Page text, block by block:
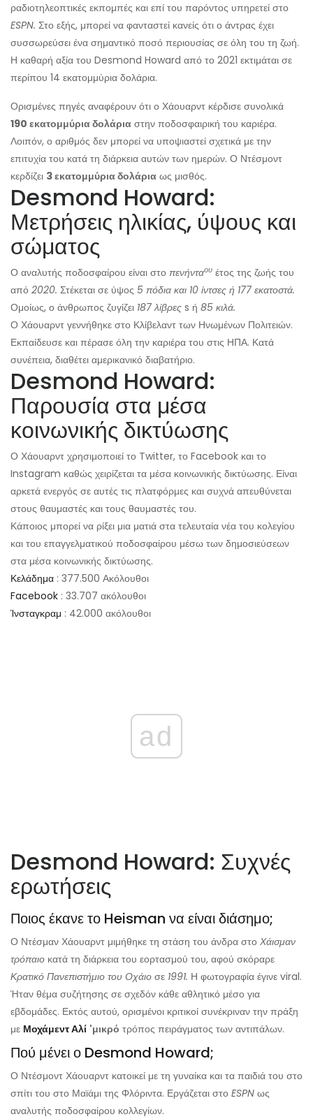
ραδιοτηλεοπτικές εκπομπές και επί του παρόντος υπηρετεί στο
ESPN. Στο εξής, μπορεί να φανταστεί κανείς ότι ο άντρας έχει
συσσωρεύσει ένα σημαντικό ποσό περιουσίας σε όλη του τη ζωή.
Η καθαρή αξία του Desmond Howard από το 2021 εκτιμάται σε
περίπου 14 εκατομμύρια δολάρια.
Ορισμένες πηγές αναφέρουν ότι ο Χάουαρντ κέρδισε συνολικά
190 εκατομμύρια δολάρια στην ποδοσφαιρική του καριέρα.
Λοιπόν, ο αριθμός δεν μπορεί να υποψιαστεί σχετικά με την
επιτυχία του κατά τη διάρκεια αυτών των ημερών. Ο Ντέσμοντ
κερδίζει 3 εκατομμύρια δολάρια ως μισθός.
Desmond Howard:
Μετρήσεις ηλικίας, ύψους και
σώματος
Ο αναλυτής ποδοσφαίρου είναι στο πενήνταου έτος της ζωής του
από 2020. Στέκεται σε ύψος 5 πόδια και 10 ίντσες ή 177 εκατοστά.
Ομοίως, ο άνθρωπος ζυγίζει 187 λίβρες s ή 85 κιλά.
Ο Χάουαρντ γεννήθηκε στο Κλίβελαντ των Ηνωμένων Πολιτειών.
Εκπαίδευσε και πέρασε όλη την καριέρα του στις ΗΠΑ. Κατά
συνέπεια, διαθέτει αμερικανικό διαβατήριο.
Desmond Howard:
Παρουσία στα μέσα
κοινωνικής δικτύωσης
Ο Χάουαρντ χρησιμοποιεί το Twitter, το Facebook και το
Instagram καθώς χειρίζεται τα μέσα κοινωνικής δικτύωσης. Είναι
αρκετά ενεργός σε αυτές τις πλατφόρμες και συχνά απευθύνεται
στους θαυμαστές και τους θαυμαστές του.
Κάποιος μπορεί να ρίξει μια ματιά στα τελευταία νέα του κολεγίου
και του επαγγελματικού ποδοσφαίρου μέσω των δημοσιεύσεων
στα μέσα κοινωνικής δικτύωσης.
Κελάδημα : 377.500 Ακόλουθοι
Facebook : 33.707 ακόλουθοι
Ίνσταγκραμ : 42.000 ακόλουθοι
ad
Desmond Howard: Συχνές
ερωτήσεις
Ποιος έκανε το Heisman να είναι διάσημο;
Ο Ντέσμαν Χάουαρντ μιμήθηκε τη στάση του άνδρα στο Χάισμαν
τρόπαιο κατά τη διάρκεια του εορτασμού του, αφού σκόραρε
Κρατικό Πανεπιστήμιο του Οχάιο σε 1991. Η φωτογραφία έγινε viral.
Ήταν θέμα συζήτησης σε σχεδόν κάθε αθλητικό μέσο για
εβδομάδες. Εκτός αυτού, ορισμένοι κριτικοί συνέκριναν την πράξη
με Μοχάμεντ Αλί 'μικρό τρόπος πειράγματος των αντιπάλων.
Πού μένει ο Desmond Howard;
Ο Ντέσμοντ Χάουαρντ κατοικεί με τη γυναίκα και τα παιδιά του στο
σπίτι του στο Μαϊάμι της Φλόριντα. Εργάζεται στο ESPN ως
αναλυτής ποδοσφαίρου κολλεγίων.